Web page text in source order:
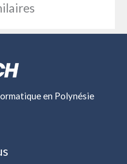
en Polynésie